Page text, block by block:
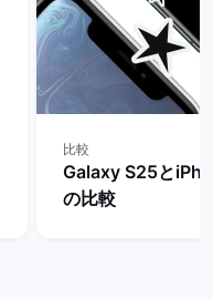
比較
Galaxy S25と
の比較